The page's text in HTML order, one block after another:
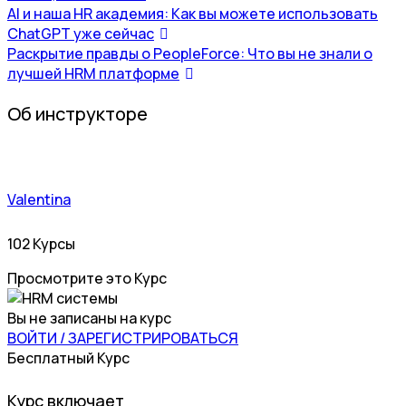
AI и наша HR академия: Как вы можете использовать
ChatGPT уже сейчас
Раскрытие правды о PeopleForce: Что вы не знали о
лучшей HRM платформе
Об инструкторе
Valentina
102 Курсы
Просмотрите это Курс
Вы не записаны на курс
ВОЙТИ / ЗАРЕГИСТРИРОВАТЬСЯ
Бесплатный Курс
Курс включает